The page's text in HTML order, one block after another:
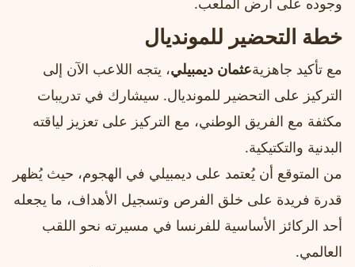
خطة التحضير للمونديال
مع تأكيد جاهزيةعثمان ديمبيلي، يتجه اللاعب الآن إلى
التركيز على التحضير للمونديال. سيشارك في تدريبات
مكثفة مع الفريق الوطني، مع التركيز على تعزيز لياقته
البدنية والتكتيكية.
من المتوقع أن يُعتمد على ديمبيلي في الهجوم، حيث يُظهر
قدرة فريدة على خلق الفرص وتسجيل الأهداف، ما يجعله
أحد الركائز الأساسية للفرنسا في مسيرته نحو اللقب
العالمي.